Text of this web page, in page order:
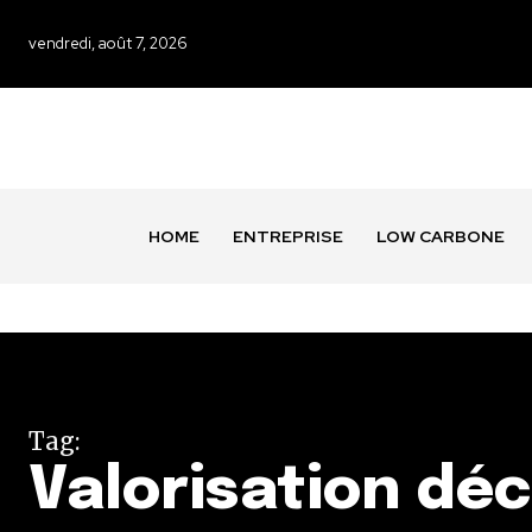
vendredi, août 7, 2026
HOME ENTREPRISE LOW CARBONE
Tag:
Valorisation